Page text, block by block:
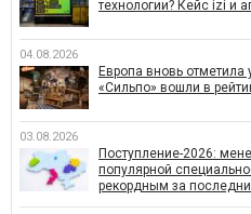
технологии? Кейс izi и
04.08.2026
Европа вновь отметила
«Сильпо» вошли в
03.08.2026
Поступление-2026:
популярной
рекордным за